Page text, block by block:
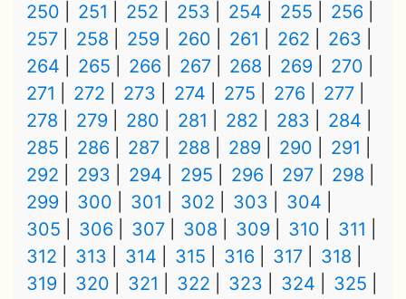
250
251 252 253 254 255
256
257
258 259 260 261 262
263
264
265 266 267 268 269
270
271
272 273 274 275 276
277
278
279 280 281 282 283
284
285
286 287 288 289 290
291
292
293 294 295 296 297
298
299
300 301 302 303
304
305
306 307 308 309 310
311
312
313 314 315 316 317
318
319
320 321 322 323 324
325